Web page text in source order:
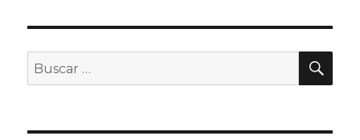
Buscar
por: